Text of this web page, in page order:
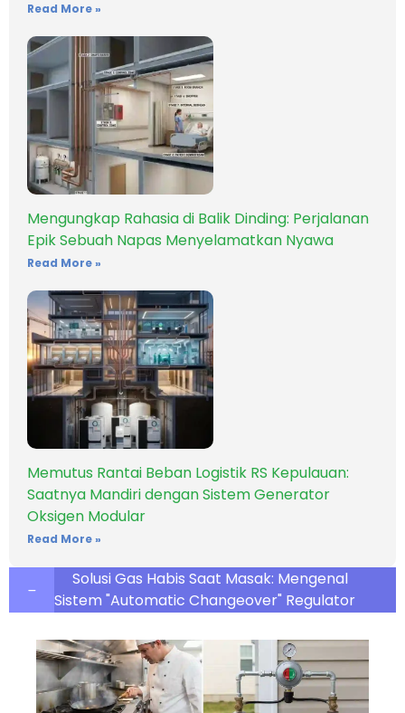
Read More »
Mengungkap Rahasia di Balik Dinding: Perjalanan
Epik Sebuah Napas Menyelamatkan Nyawa
Read More »
Memutus Rantai Beban Logistik RS Kepulauan:
Saatnya Mandiri dengan Sistem Generator
Oksigen Modular
Read More »
Solusi Gas Habis Saat Masak: Mengenal
Sistem "Automatic Changeover" Regulator